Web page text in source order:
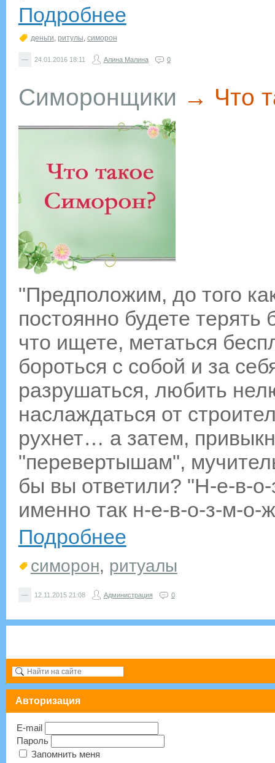
Подробнее
деньги, ритулы, симорон
— 24.01.2016 18:11 Алина Малина 0
Симоронщики → Что
"Предположим, до того
постоянно будете терять
что ищете, метаться
бороться с собой и за
разрушаться, любить
наслаждаться от
рухнет… а затем,
"перевертышам",
бы вы ответили? "Н-е-в-
именно так н-е-в-о-з-м-о-
Подробнее
симорон, ритуалы
— 12.11.2015 21:08 Администрация 0
Авторизация
E-mail
Пароль
Запомнить меня